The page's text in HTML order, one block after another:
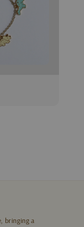
bringing a